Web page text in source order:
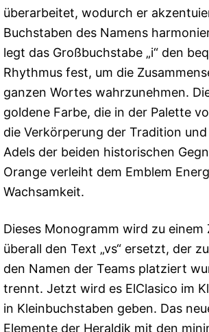
überarbeitet, wodurch er
Buchstaben des Namens
legt das Großbuchstabe „i“ den
Rhythmus fest, um die
ganzen Wortes wahrzunehmen.
goldene Farbe, die in der Palette
die Verkörperung der Tradition
Adels der beiden historischen
Orange verleiht dem Emblem
Wachsamkeit.
Dieses Monogramm wird zu einem
überall den Text „vs“ ersetzt, der
den Namen der Teams platziert
trennt. Jetzt wird es ElClasico im
in Kleinbuchstaben geben. Das
Elemente der Heraldik mit den